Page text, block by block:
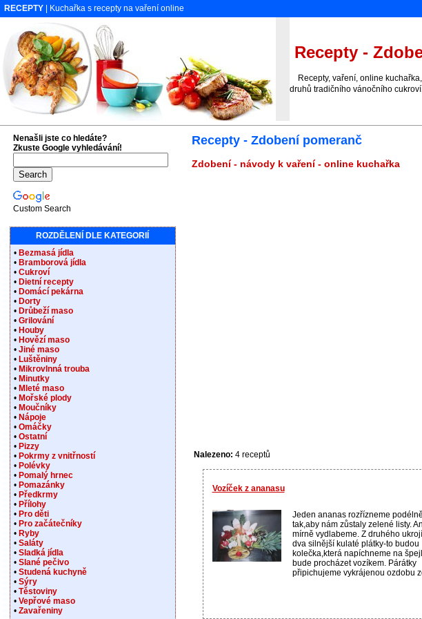
RECEPTY | Kuchařka s recepty na vaření online
Recepty -
Recepty, vaření, online
druhů tradičního vánočního
Recepty - Zdobení pomeranč
Zdobení - návody k vaření - online kuchařka
Nalezeno: 4 receptů
Vozíček z ananasu
Jeden ananas rozřízneme podélně
tak,aby nám zůstaly zelené listy.
mírně vydlabeme. Z druhého
dva silnější kulaté plátky-to budou
kolečka,která napíchneme na
bude procházet vozíkem. Párátky
připichujeme vykrájenou ozdobu
Nenašli jste co hledáte?
Zkuste Google vyhledávání!
Custom Search
ROZDĚLENÍ DLE KATEGORIÍ
• Bezmasá jídla
• Bramborová jídla
• Cukroví
• Dietní recepty
• Domácí pekárna
• Dorty
• Drůbeží maso
• Grilování
• Houby
• Hovězí maso
• Jiné maso
• Luštěniny
• Mikrovlnná trouba
• Minutky
• Mleté maso
• Mořské plody
• Moučníky
• Nápoje
• Omáčky
• Ostatní
• Pizzy
• Pokrmy z vnitřností
• Polévky
• Pomalý hrnec
• Pomazánky
• Předkrmy
• Přílohy
• Pro děti
• Pro začátečníky
• Ryby
• Saláty
• Sladká jídla
• Slané pečivo
• Studená kuchyně
• Sýry
• Těstoviny
• Vepřové maso
• Zavařeniny